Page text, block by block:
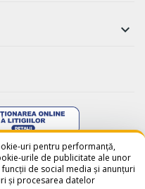

uri pentru performanță,
urile de publicitate ale unor
de social media și anunțuri
și procesarea datelor